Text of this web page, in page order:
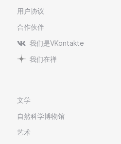
用户协议
合作伙伴
我们是VKontakte
我们在禅
文学
自然科学博物馆
艺术